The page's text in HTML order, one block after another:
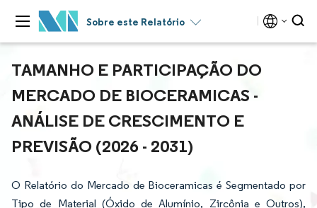
Sobre este Relatório
TAMANHO E PARTICIPAÇÃO DO
MERCADO DE BIOCERAMICAS -
ANÁLISE DE CRESCIMENTO E
PREVISÃO (2026 - 2031)
O Relatório do Mercado de Bioceramicas é Segmentado por
Tipo de Material (Óxido de Alumínio, Zircônia e Outros),